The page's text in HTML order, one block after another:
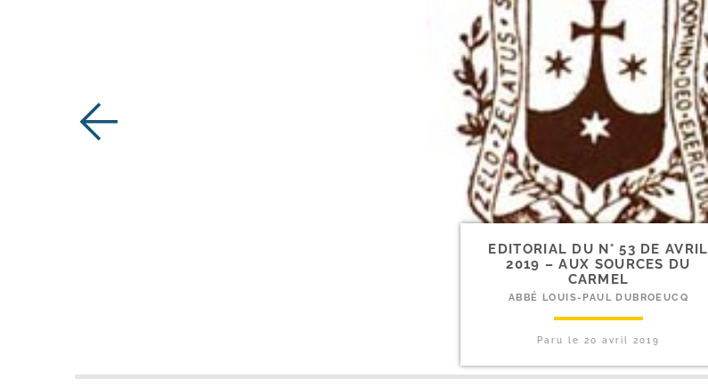
EDITORIAL DU N° 53 DE AVRIL
2019 – AUX SOURCES DU
CARMEL
ABBÉ LOUIS-PAUL DUBROEUCQ
Paru le 20 avril 2019